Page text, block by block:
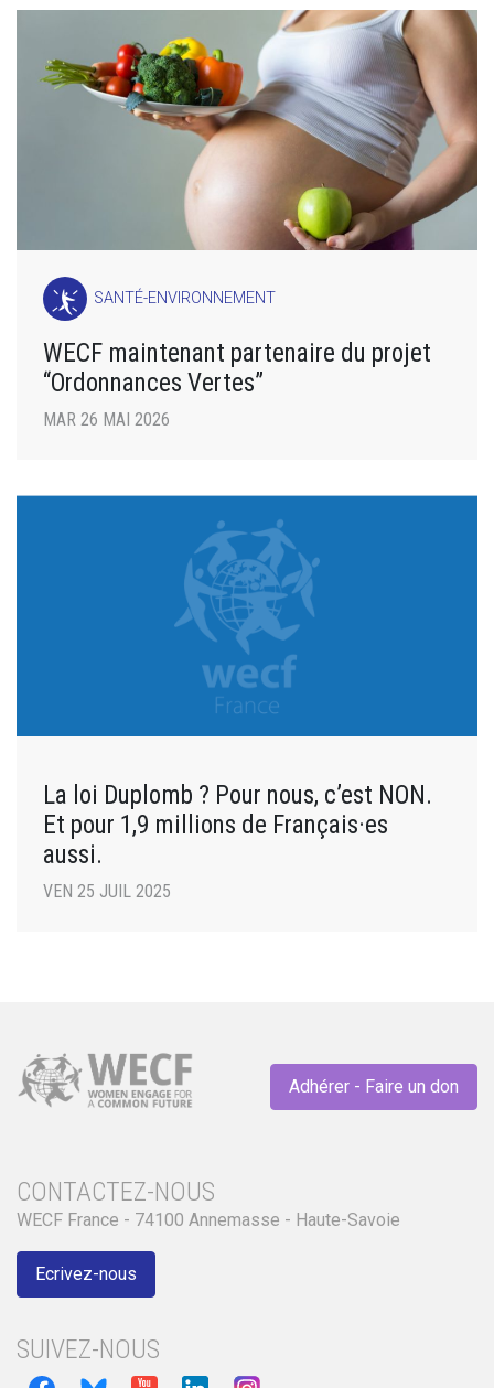
SANTÉ-ENVIRONNEMENT
WECF maintenant partenaire du projet
“Ordonnances Vertes”
MAR 26 MAI 2026
La loi Duplomb ? Pour nous, c’est NON.
Et pour 1,9 millions de Français·es
aussi.
VEN 25 JUIL 2025
Adhérer - Faire un don
CONTACTEZ-NOUS
WECF France - 74100 Annemasse - Haute-Savoie
Ecrivez-nous
SUIVEZ-NOUS